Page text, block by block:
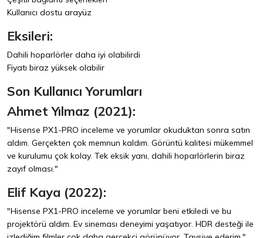
Kullanıcı dostu arayüz
Eksileri:
Dahili hoparlörler daha iyi olabilirdi
Fiyatı biraz yüksek olabilir
Son Kullanıcı Yorumları
Ahmet Yılmaz (2021):
"Hisense PX1-PRO inceleme ve yorumlar okuduktan sonra satın
aldım. Gerçekten çok memnun kaldım. Görüntü kalitesi mükemmel
ve kurulumu çok kolay. Tek eksik yanı, dahili hoparlörlerin biraz
zayıf olması."
Elif Kaya (2022):
"Hisense PX1-PRO inceleme ve yorumlar beni etkiledi ve bu
projektörü aldım. Ev sineması deneyimi yaşatıyor. HDR desteği ile